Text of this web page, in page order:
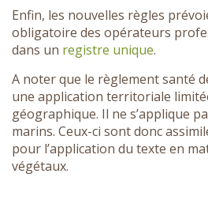
Enfin, les nouvelles règles
obligatoire des opérateurs
dans un registre unique.
A noter que le règlement santé
une application territoriale
géographique. Il ne s’applique
marins. Ceux-ci sont donc
pour l’application du texte en
végétaux.